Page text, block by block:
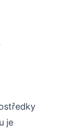
je